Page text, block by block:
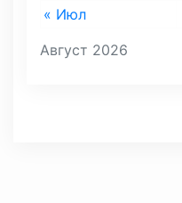
Август 2026
« Июл